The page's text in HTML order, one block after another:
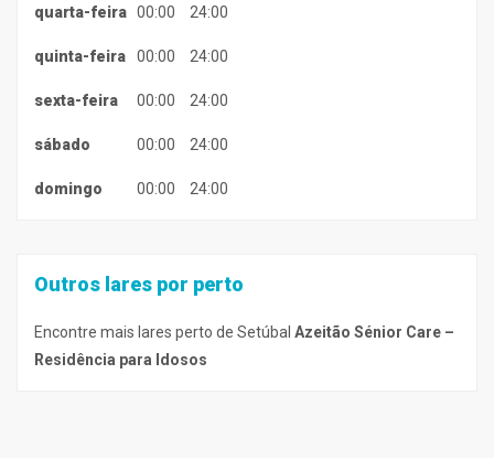
quarta-feira 00:00 24:00
quinta-feira 00:00 24:00
sexta-feira 00:00 24:00
sábado 00:00 24:00
domingo 00:00 24:00
Outros lares por perto
Encontre mais lares perto de Setúbal Azeitão Sénior Care –
Residência para Idosos